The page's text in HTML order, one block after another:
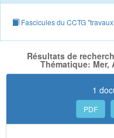
Fascicules du CCTG
Résultats de
Thématique:
1
PDF